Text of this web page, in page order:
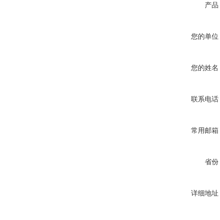
产品
您的单位
您的姓名
联系电话
常用邮箱
省份
详细地址